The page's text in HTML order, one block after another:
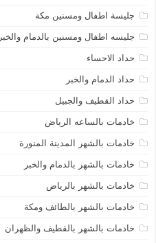
جليسة اطفال ومسنين مكة
جليسه اطفال ومسنين بالدمام والخبر
حداد الاحساء
حداد الدمام والخبر
حداد القطيف والجبيل
خادمات بالساعه الرياض
خادمات بالشهر المدينة المنورة
خادمات بالشهر بالدمام والخبر
خادمات بالشهر بالرياض
خادمات بالشهر بالطائف ومكة
خادمات بالشهر بالقطيف والظهران